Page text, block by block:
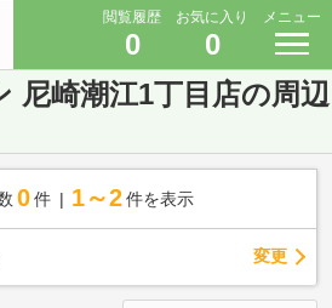
閲覧履歴
0
お気に入り
0
メニュー
尼崎潮江1丁目店の周辺
0 件 1～2 件を表示
変更